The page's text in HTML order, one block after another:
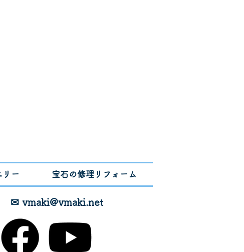
リー 宝石の修理リフォーム
✉ vmaki@vmaki.net